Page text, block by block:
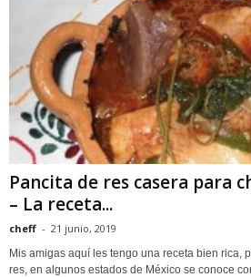
Pancita de res casera para
– La receta...
cheff - 21 junio, 2019
Mis amigas aquí les tengo una receta bien rica,
res, en algunos estados de México se conoce